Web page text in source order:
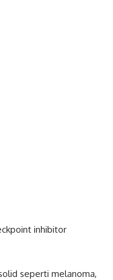
inhibitor
seperti melanoma,